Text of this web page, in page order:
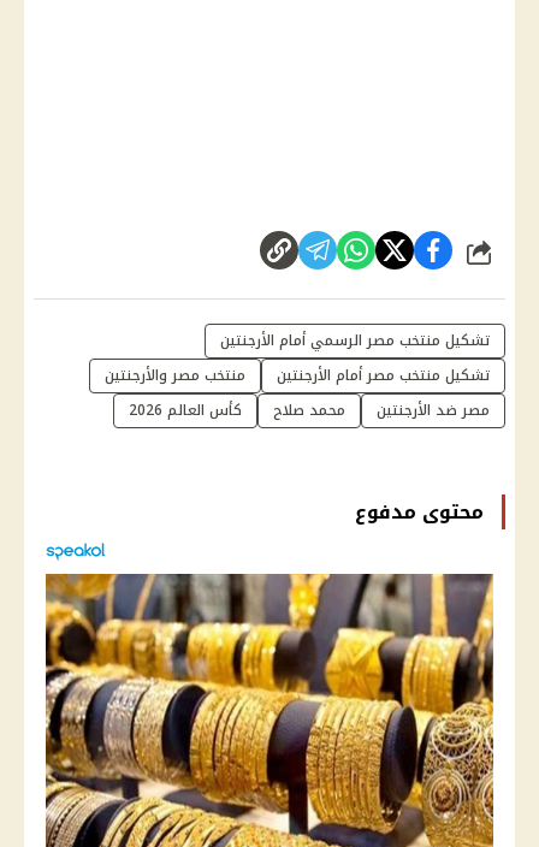
شارك
تشكيل منتخب مصر الرسمي أمام الأرجنتين
تشكيل منتخب مصر أمام الأرجنتين
منتخب مصر والأرجنتين
مصر ضد الأرجنتين
محمد صلاح كأس العالم 2026
محتوى مدفوع